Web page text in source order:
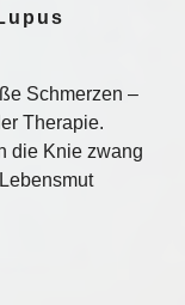
Schmerzen –
Therapie.
die Knie zwang